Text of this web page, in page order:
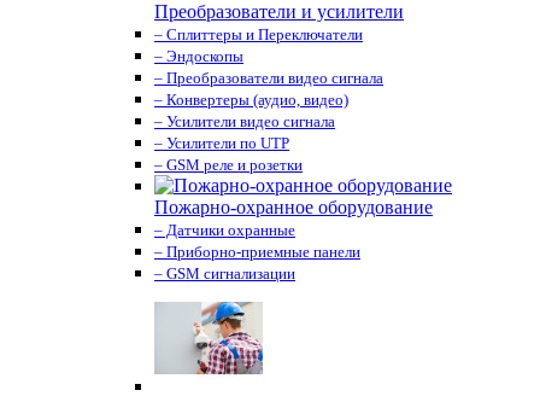
Преобразователи и усилители
– Сплиттеры и Переключатели
– Эндоскопы
– Преобразователи видео сигнала
– Конвертеры (аудио, видео)
– Усилители видео сигнала
– Усилители по UTP
– GSM реле и розетки
Пожарно-охранное оборудование
– Датчики охранные
– Приборно-приемные панели
– GSM сигнализации